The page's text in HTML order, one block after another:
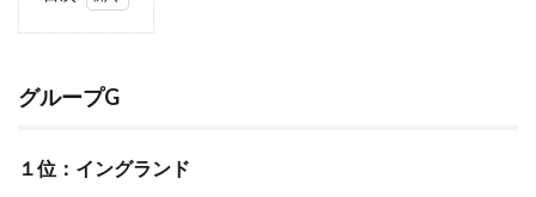
G
位：
グループG
１位：イングランド